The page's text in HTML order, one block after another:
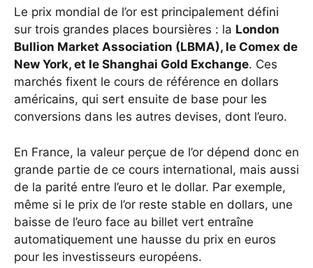
Le prix mondial de l’or est principalement défini
sur trois grandes places boursières : la London
Bullion Market Association (LBMA), le Comex de
New York, et le Shanghai Gold Exchange. Ces
marchés fixent le cours de référence en dollars
américains, qui sert ensuite de base pour les
conversions dans les autres devises, dont l’euro.
En France, la valeur perçue de l’or dépend donc en
grande partie de ce cours international, mais aussi
de la parité entre l’euro et le dollar. Par exemple,
même si le prix de l’or reste stable en dollars, une
baisse de l’euro face au billet vert entraîne
automatiquement une hausse du prix en euros
pour les investisseurs européens.